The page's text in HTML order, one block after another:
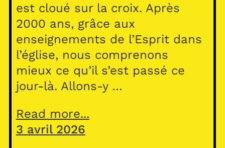
est cloué sur la croix. Après
2000 ans, grâce aux
enseignements de l’Esprit dans
l’église, nous comprenons
mieux ce qu’il s’est passé ce
jour-là. Allons-y …
Read more...
3 avril 2026